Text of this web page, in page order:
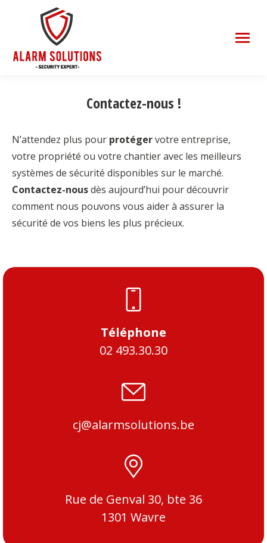
Contactez-nous !
N’attendez plus pour protégervotre entreprise,
votre propriété ou votre chantier avec les meilleurs
systèmes de sécurité disponibles sur le marché.
Contactez-nousdès aujourd’hui pour découvrir
comment nous pouvons vous aider à assurer la
sécurité de vos biens les plus précieux.
Téléphone
02 493.30.30
cj@alarmsolutions.be
Rue de Genval 30, bte 36
1301 Wavre